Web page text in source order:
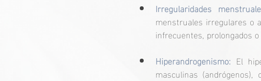
Irregularidades
menstruales irregulares o
infrecuentes, prolongados
Hiperandrogenismo: El
masculinas